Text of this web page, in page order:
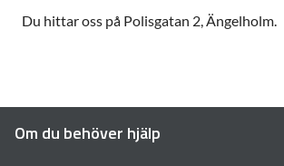
Du hittar oss på Polisgatan 2, Ängelholm.
Om du behöver hjälp